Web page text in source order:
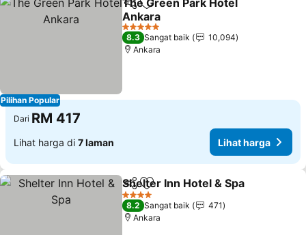
Pilihan Popular
KongsiTambah ke favorit
The Green Park Hotel
Ankara
Lihat harga
5 Bintang
8.3 Sangat baik
10,094
Ankara
Dari RM 417
Lihat harga di 7 laman Lihat harga
KongsiTambah ke favorit
Shelter Inn Hotel & Spa
4 Bintang
8.2 Sangat baik
471
Ankara